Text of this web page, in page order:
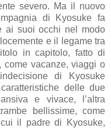
severo. Ma il nuovo
di Kyosuke fa
ai suoi occhi nel modo
e il legame tra
in capitolo, fatto di
come vacanze, viaggi o
di Kyosuke
delle due
e vivace, l’altra
bellissime, come
il padre di Kyosuke,